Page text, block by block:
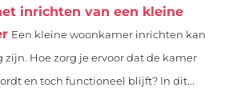
inrichten van een kleine
Een kleine woonkamer inrichten kan
Hoe zorg je ervoor dat de kamer
en toch functioneel blijft? In dit...